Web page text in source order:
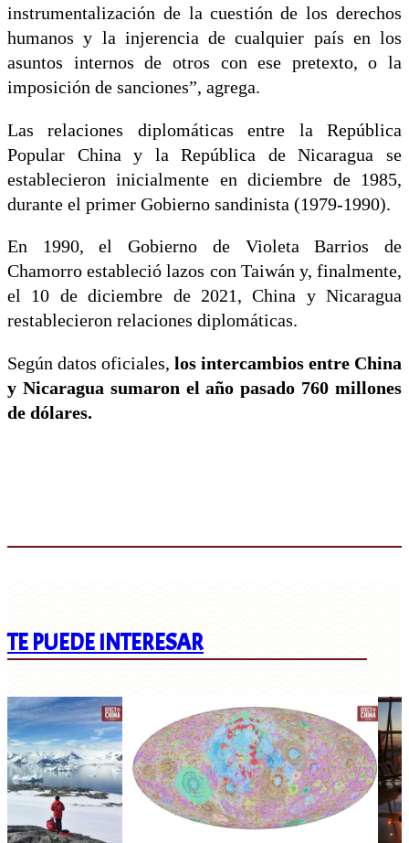
instrumentalización de la cuestión de los derechos
humanos y la injerencia de cualquier país en los
asuntos internos de otros con ese pretexto, o la
imposición de sanciones”, agrega.
Las relaciones diplomáticas entre la República
Popular China y la República de Nicaragua se
establecieron inicialmente en diciembre de 1985,
durante el primer Gobierno sandinista (1979-1990).
En 1990, el Gobierno de Violeta Barrios de
Chamorro estableció lazos con Taiwán y, finalmente,
el 10 de diciembre de 2021, China y Nicaragua
restablecieron relaciones diplomáticas.
Según datos oficiales, los intercambios entre China
y Nicaragua sumaron el año pasado 760 millones
de dólares.
TE PUEDE INTERESAR